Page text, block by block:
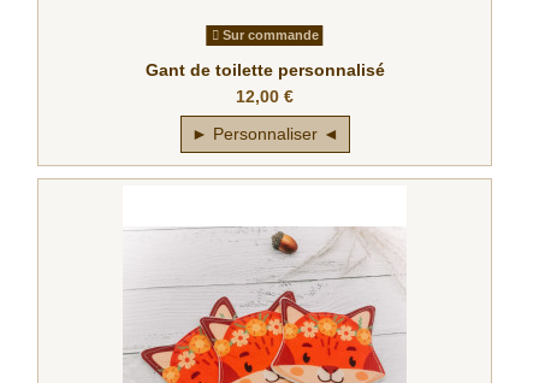
Sur commande
Gant de toilette personnalisé
12,00 €
► Personnaliser ◄